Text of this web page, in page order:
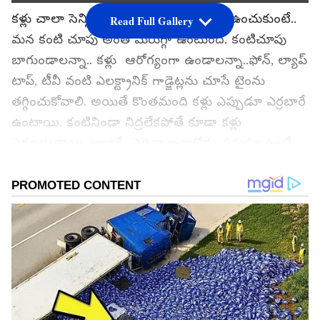
కళ్లు చాలా సెన్సిటీవ్. వీటిని ఎంత జాగ్రత్తగా ఉంచుకుంటే..
మన కంటి చూపు అంత మెరుగ్గా ఉంటుంది. కంటిచూపు
బాగుండాలన్నా.. కళ్లు ఆరోగ్యంగా ఉండాలన్నా..ఫోన్, ల్యాప్
టాప్, టీవీ వంటి ఎలక్ట్రానిక్ గాడ్జెట్లను చూసే టైంను
తగ్గించుకోవాలి. అయితే కొంతమంది కళ్లు ఎప్పుడూ ఎర్రబారే
ఉంటాయి. కంటినిండా నిద్రలేకపోతే కూడా కళ్లు
మారడానికి కారణాలేంటో ఇప్పుడు తెలుసుకుందాం..
గూగుల్‌లో ఆసక్తికరమైన సమాచారం కోసం ఏసియానెట్ తెలుగు
ను మీ ఫ్రిఫర్డ్ సోర్స్ గా ఎంచుకోండి
Read Full Gallery